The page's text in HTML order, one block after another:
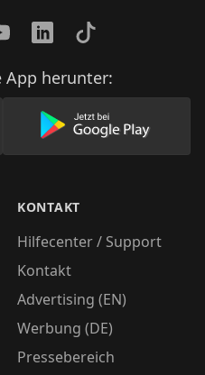
LinkedInTikTok
App herunter:
im AppStore herunter
Lade unsere
KONTAKT
Hilfecenter / Support
Kontakt
Advertising (EN)
Werbung (DE)
Pressebereich